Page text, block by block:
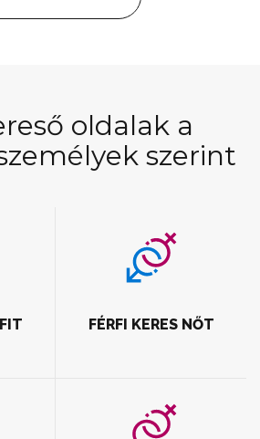
oldalak a
szerint
FÉRFI KERES NŐT